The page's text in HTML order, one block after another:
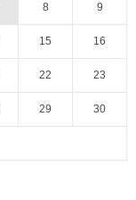
8 9
15 16
22 23
29 30